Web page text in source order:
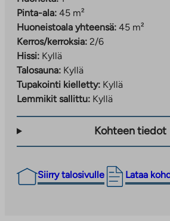
Pinta-ala: 45 m²
Huoneistoala yhteensä: 45 m²
Kerros/kerroksia: 2/6
Hissi: Kyllä
Talosauna: Kyllä
Tupakointi kielletty: Kyllä
Lemmikit sallittu: Kyllä
Kohteen tiedot
Siirry talosivulle Lataa
Linkki
vie